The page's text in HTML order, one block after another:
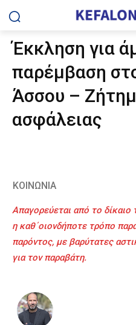
Έκκληση για
παρέμβαση
Άσσου –
ασφάλειας
ΚΟΙΝΩΝΙΑ
Απαγορεύεται από το δίκαιο
η καθ΄οιονδήποτε τρόπο
παρόντος, με βαρύτατες
για τον παραβάτη.